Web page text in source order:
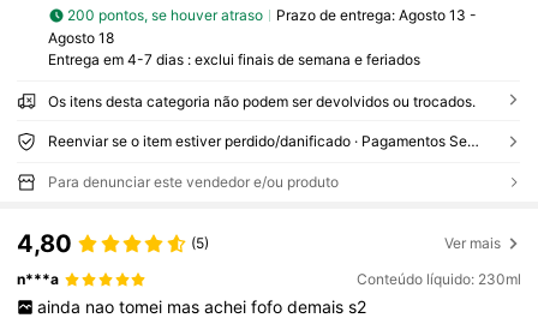
200 pontos, se houver atraso Prazo de entrega: Agosto 13 -
Agosto 18
Entrega em 4-7 dias : exclui finais de semana e feriados
Os itens desta categoria não podem ser devolvidos ou trocados.
Reenviar se o item estiver perdido/danificado · Pagamentos Seguros · Proteção de privacidade
Para denunciar este vendedor e/ou produto
4,80 (5) Ver mais
n***a Conteúdo líquido: 230ml
ainda nao tomei mas achei fofo demais s2